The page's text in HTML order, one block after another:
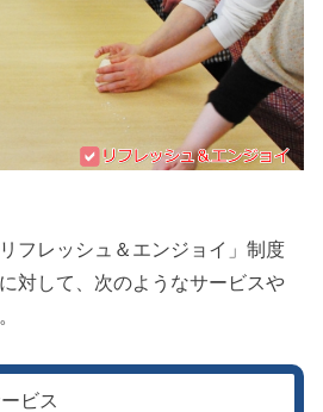
フレッシュ＆エンジョイ」制度
対して、次のようなサービスや
ビス